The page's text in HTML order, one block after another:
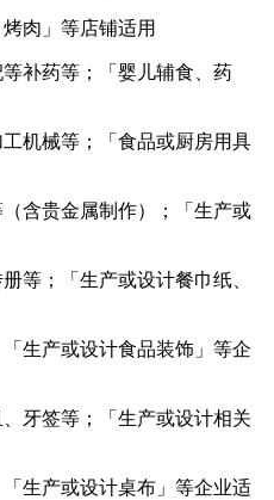
肉」等店铺适用
补药等；「婴儿辅食、药
机械等；「食品或厨房用具
含贵金属制作）；「生产或
等；「生产或设计餐巾纸、
生产或设计食品装饰」等企
牙签等；「生产或设计相关
生产或设计桌布」等企业适